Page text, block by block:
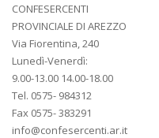
CONFESERCENTI
PROVINCIALE DI AREZZO
Via Fiorentina, 240
Lunedì-Venerdì:
9.00-13.00 14.00-18.00
Tel. 0575- 984312
Fax 0575- 383291
info@confesercenti.ar.it